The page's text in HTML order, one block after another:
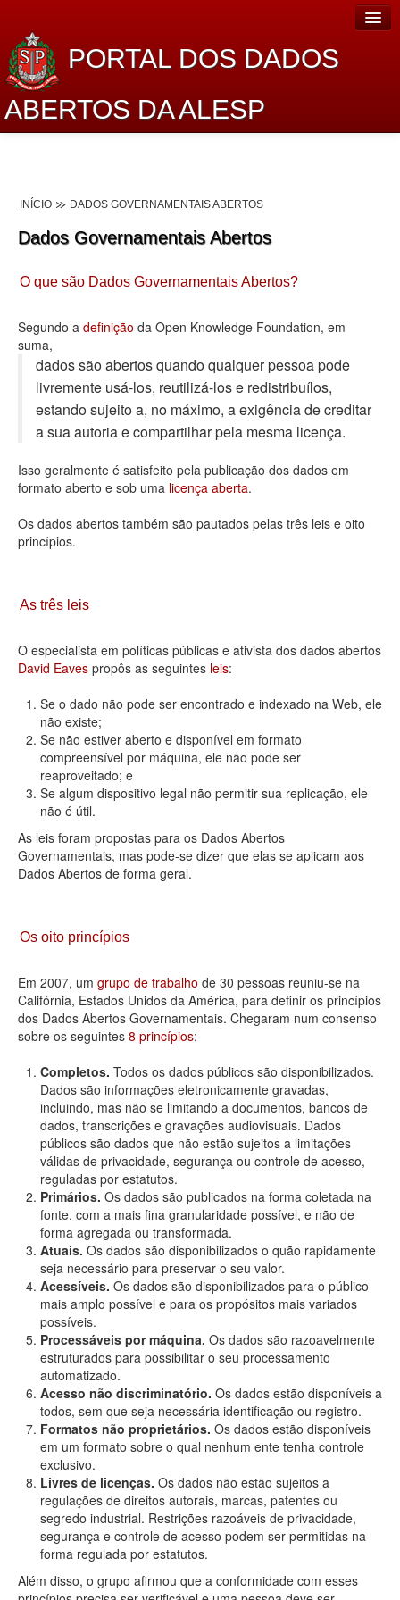
PORTAL DOS DADOS
ABERTOS DA ALESP
Lei de Acesso à Informação
Dados Governamentais Abertos
Planejamento
Catálogo de dados
Processo Legislativo
Deputados Estaduais
Administração
Legislação
Agenda
Contato
INÍCIO DADOS GOVERNAMENTAIS ABERTOS
Dados Governamentais Abertos
O que são Dados Governamentais Abertos?
Segundo a definição da Open Knowledge Foundation, em
suma,
dados são abertos quando qualquer pessoa pode
livremente usá-los, reutilizá-los e redistribuí­los,
estando sujeito a, no máximo, a exigência de creditar
a sua autoria e compartilhar pela mesma licença.
Isso geralmente é satisfeito pela publicação dos dados em
formato aberto e sob uma licença aberta.
Os dados abertos também são pautados pelas três leis e oito
princípios.
As três leis
O especialista em políticas públicas e ativista dos dados abertos
David Eaves propôs as seguintes leis:
Se o dado não pode ser encontrado e indexado na Web, ele
não existe;
Se não estiver aberto e disponível em formato
compreensível por máquina, ele não pode ser
reaproveitado; e
Se algum dispositivo legal não permitir sua replicação, ele
não é útil.
As leis foram propostas para os Dados Abertos
Governamentais, mas pode-se dizer que elas se aplicam aos
Dados Abertos de forma geral.
Os oito princípios
Em 2007, um grupo de trabalho de 30 pessoas reuniu-se na
Califórnia, Estados Unidos da América, para definir os princípios
dos Dados Abertos Governamentais. Chegaram num consenso
sobre os seguintes 8 princípios:
Completos. Todos os dados públicos são disponibilizados.
Dados são informações eletronicamente gravadas,
incluindo, mas não se limitando a documentos, bancos de
dados, transcrições e gravações audiovisuais. Dados
públicos são dados que não estão sujeitos a limitações
válidas de privacidade, segurança ou controle de acesso,
reguladas por estatutos.
Primários. Os dados são publicados na forma coletada na
fonte, com a mais fina granularidade possível, e não de
forma agregada ou transformada.
Atuais. Os dados são disponibilizados o quão rapidamente
seja necessário para preservar o seu valor.
Acessíveis. Os dados são disponibilizados para o público
mais amplo possível e para os propósitos mais variados
possíveis.
Processáveis por máquina. Os dados são razoavelmente
estruturados para possibilitar o seu processamento
automatizado.
Acesso não discriminatório. Os dados estão disponíveis a
todos, sem que seja necessária identificação ou registro.
Formatos não proprietários. Os dados estão disponíveis
em um formato sobre o qual nenhum ente tenha controle
exclusivo.
Livres de licenças. Os dados não estão sujeitos a
regulações de direitos autorais, marcas, patentes ou
segredo industrial. Restrições razoáveis de privacidade,
segurança e controle de acesso podem ser permitidas na
forma regulada por estatutos.
Além disso, o grupo afirmou que a conformidade com esses